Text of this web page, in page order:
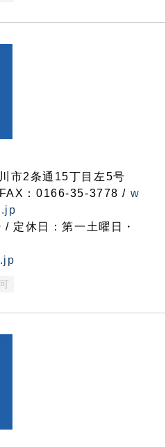
市2条通15丁目左5号
：0166-35-3778 / w
定休日：第一土曜日・